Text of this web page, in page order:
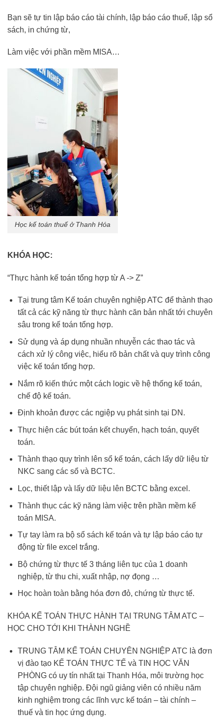
Bạn sẽ tự tin lập báo cáo tài chính, lập báo cáo thuế, lập sổ
sách, in chứng từ,
Làm việc với phần mềm MISA…
Học kế toán thuế ở Thanh Hóa
KHÓA HỌC:
“Thực hành kế toán tổng hợp từ A -> Z”
Tại trung tâm Kế toán chuyên nghiệp ATC để thành thạo
tất cả các kỹ năng từ thực hành căn bản nhất tới chuyên
sâu trong kế toán tổng hợp.
Sử dụng và áp dụng nhuần nhuyễn các thao tác và
cách xử lý công việc, hiểu rõ bản chất và quy trình công
việc kế toán tổng hợp.
Nắm rõ kiến thức một cách logic về hệ thống kế toán,
chế độ kế toán.
Định khoản được các ngiệp vụ phát sinh tại DN.
Thực hiện các bút toán kết chuyển, hạch toán, quyết
toán.
Thành thạo quy trình lên sổ kế toán, cách lấy dữ liệu từ
NKC sang các sổ và BCTC.
Lọc, thiết lập và lấy dữ liệu lên BCTC bằng excel.
Thành thục các kỹ năng làm việc trên phần mềm kế
toán MISA.
Tự tay làm ra bộ sổ sách kế toán và tự lập báo cáo tự
động từ file excel trắng.
Bộ chứng từ thực tế 3 tháng liên tục của 1 doanh
nghiệp, từ thu chi, xuất nhập, nợ đọng …
Học hoàn toàn bằng hóa đơn đỏ, chứng từ thực tế.
KHÓA KẾ TOÁN THỰC HÀNH TẠI TRUNG TÂM ATC –
HỌC CHO TỚI KHI THÀNH NGHỀ
TRUNG TÂM KẾ TOÁN CHUYÊN NGHIỆP ATC là đơn
vị đào tạo KẾ TOÁN THỰC TẾ và TIN HỌC VĂN
PHÒNG có uy tín nhất tại Thanh Hóa, môi trường học
tập chuyên nghiệp. Đội ngũ giảng viên có nhiều năm
kinh nghiệm trong các lĩnh vực kế toán – tài chính –
thuế và tin học ứng dụng.